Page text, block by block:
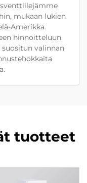
mukaan lukien
Amerikka.
hinnoitteluun
valinnan
tuotteet